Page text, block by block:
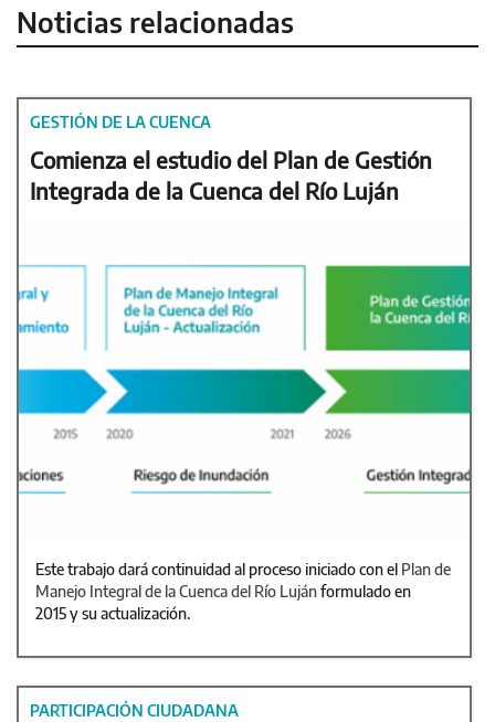
Noticias relacionadas
GESTIÓN DE LA CUENCA
Comienza el estudio del Plan de Gestión
Integrada de la Cuenca del Río Luján
Este trabajo dará continuidad al proceso iniciado con el Plan de
Manejo Integral de la Cuenca del Río Lujánformulado en
2015 y su actualización.
PARTICIPACIÓN CIUDADANA